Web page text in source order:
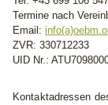
Termine nach
Email:
ZVR: 330712233
UID Nr.:
Kontaktadressen